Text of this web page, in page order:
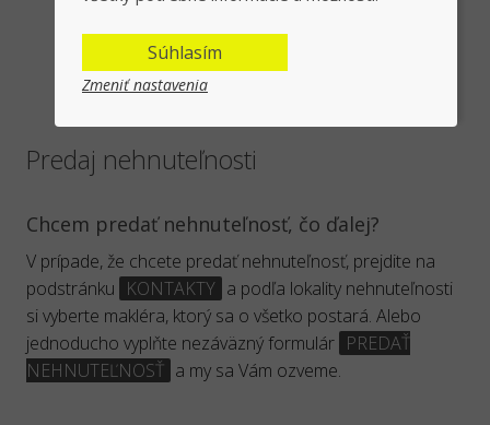
Najčastejšie otázky (FAQ)
Predaj nehnuteľnosti
Chcem predať nehnuteľnosť, čo ďalej?
V prípade, že chcete predať nehnuteľnosť, prejdite na
podstránku KONTAKTY a podľa lokality nehnuteľnosti
si vyberte makléra, ktorý sa o všetko postará. Alebo
jednoducho vyplňte nezáväzný formulár PREDAŤ
NEHNUTEĽNOSŤ a my sa Vám ozveme.
Súhlasím
Zmeniť nastavenia